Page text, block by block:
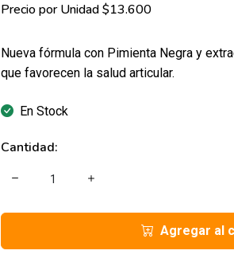
Precio por Unidad $13.600
Nueva fórmula con Pimienta Negra y
que favorecen la salud articular.
En Stock
Cantidad:
Agregar al